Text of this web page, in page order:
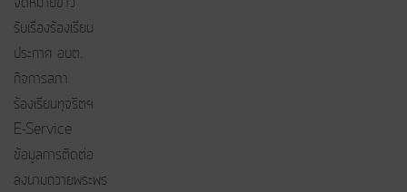
รับเรื่องร้องเรียน
ประกาศ อบต.
กิจการสภา
ร้องเรียนทุจริตฯ
E-Service
ข้อมูลการติดต่อ
ลงนามถวายพระพร